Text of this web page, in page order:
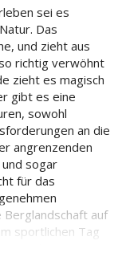
sei es
Das
und zieht aus
richtig verwöhnt
zieht es magisch
gibt es eine
sowohl
an die
angrenzenden
sogar
für das
auf
sportlichen Tag
Vinschgauer